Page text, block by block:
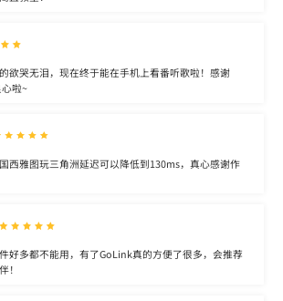
欲哭无泪，现在终于能在手机上看番听歌啦！感谢
啦~
西雅图玩三角洲延迟可以降低到130ms，真心感谢作
好多都不能用，有了GoLink真的方便了很多，会推荐
！